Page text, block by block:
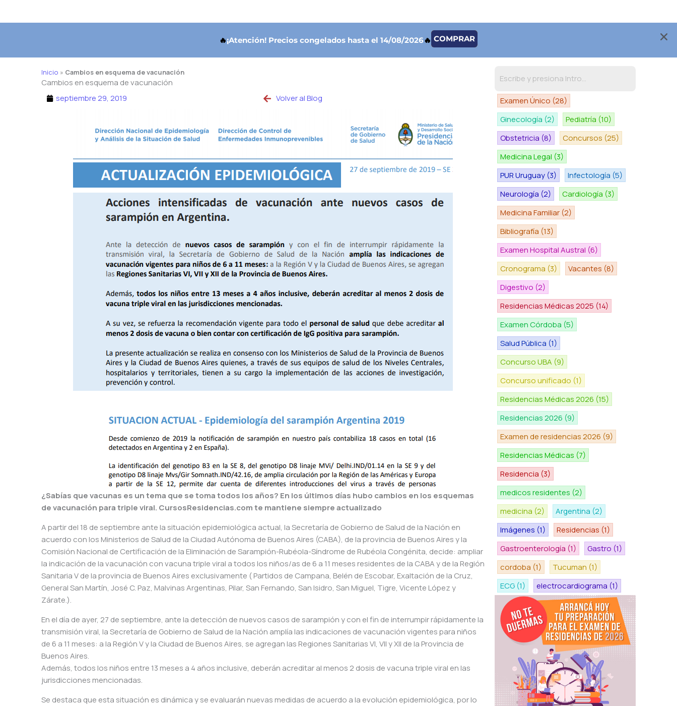
🔥¡Atención! Precios congelados hasta el 14/08/2026🔥 COMPRAR
Inicio » Cambios en esquema de vacunación
Cambios en esquema de vacunación
septiembre 29, 2019
Volver al Blog
¿Sabías que vacunas es un tema que se toma todos los años? En los últimos días hubo cambios en los esquemas
de vacunación para triple viral. CursosResidencias.com te mantiene siempre actualizado
A partir del 18 de septiembre ante la situación epidemiológica actual, la Secretaría de Gobierno de Salud de la Nación en
acuerdo con los Ministerios de Salud de la Ciudad Autónoma de Buenos Aires (CABA), de la provincia de Buenos Aires y la
Comisión Nacional de Certificación de la Eliminación de Sarampión-Rubéola-Síndrome de Rubéola Congénita, decide: ampliar
la indicación de la vacunación con vacuna triple viral a todos los niños/as de 6 a 11 meses residentes de la CABA y de la Región
Sanitaria V de la provincia de Buenos Aires exclusivamente ( Partidos de Campana, Belén de Escobar, Exaltación de la Cruz,
General San Martín, José C. Paz, Malvinas Argentinas, Pilar, San Fernando, San Isidro, San Miguel, Tigre, Vicente López y
Zárate.).
En el día de ayer, 27 de septiembre, ante la detección de nuevos casos de sarampión y con el fin de interrumpir rápidamente la
transmisión viral, la Secretaría de Gobierno de Salud de la Nación amplía las indicaciones de vacunación vigentes para niños
de 6 a 11 meses: a la Región V y la Ciudad de Buenos Aires, se agregan las Regiones Sanitarias VI, VII y XII de la Provincia de
Buenos Aires.
Además, todos los niños entre 13 meses a 4 años inclusive, deberán acreditar al menos 2 dosis de vacuna triple viral en las
jurisdicciones mencionadas.
Se destaca que esta situación es dinámica y se evaluarán nuevas medidas de acuerdo a la evolución epidemiológica, por lo
Examen Único (28)
Ginecología (2) Pediatría (10)
Obstetricia (8) Concursos (25)
Medicina Legal (3)
PUR Uruguay (3) Infectología (5)
Neurología (2) Cardiología (3)
Medicina Familiar (2)
Bibliografía (13)
Examen Hospital Austral (6)
Cronograma (3) Vacantes (8)
Digestivo (2)
Residencias Médicas 2025 (14)
Examen Córdoba (5)
Salud Pública (1)
Concurso UBA (9)
Concurso unificado (1)
Residencias Médicas 2026 (15)
Residencias 2026 (9)
Examen de residencias 2026 (9)
Residencias Médicas (7)
Residencia (3)
medicos residentes (2)
medicina (2) Argentina (2)
Imágenes (1) Residencias (1)
Gastroenterología (1) Gastro (1)
cordoba (1) Tucuman (1)
ECG (1) electrocardiograma (1)